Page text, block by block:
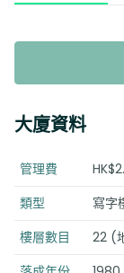
大廈資料
管理費
類型
寫字
樓層數目
22 (